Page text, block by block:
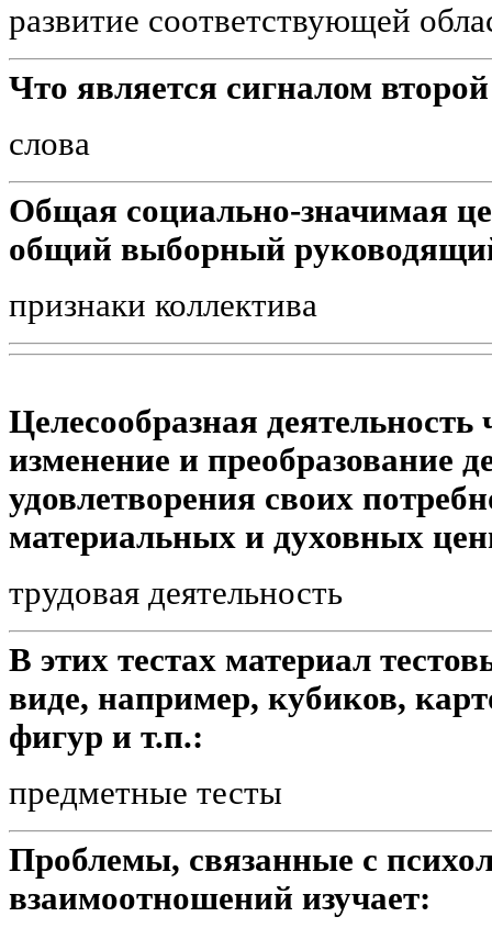
развитие соответствующей
Что является сигналом
слова
Общая социально-значимая
общий выборный
признаки коллектива
Целесообразная
изменение и преобразование
удовлетворения своих
материальных и духовных
трудовая деятельность
В этих тестах материал
виде, например, кубиков,
фигур и т.п.:
предметные тесты
Проблемы, связанные с
взаимоотношений изучает: